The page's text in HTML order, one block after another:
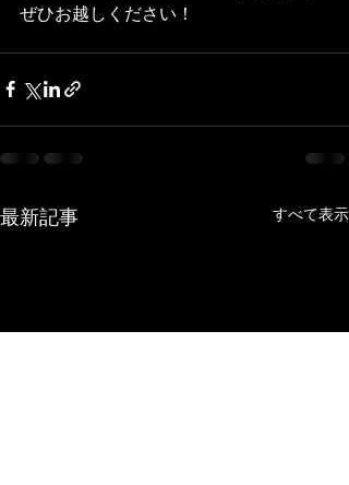
ぜひお越しください！
最新記事 すべて表示